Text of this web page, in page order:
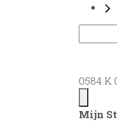
0584.K
Mijn